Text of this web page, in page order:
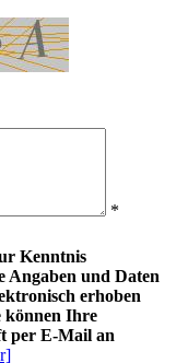
*
Kenntnis
Angaben und Daten
erhoben
können Ihre
per E-Mail an